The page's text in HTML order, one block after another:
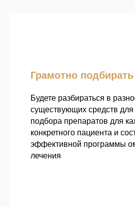
Грамотно
Будете разбираться в
существующих средств
подбора препаратов для
конкретного пациента и
эффективной программы
лечения